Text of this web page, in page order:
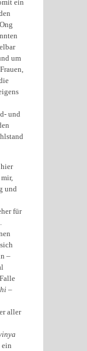
ein
um
und
und
für
–
–
aller
ein